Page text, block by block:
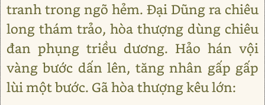
tranh trong ngõ hẻm. Đại Dũng ra chiêu
long thám trảo, hòa thượng dùng chiêu
đan phụng triều dương. Hảo hán vội
vàng bước dấn lên, tăng nhân gấp gấp
lùi một bước. Gã hòa thượng kêu lớn: